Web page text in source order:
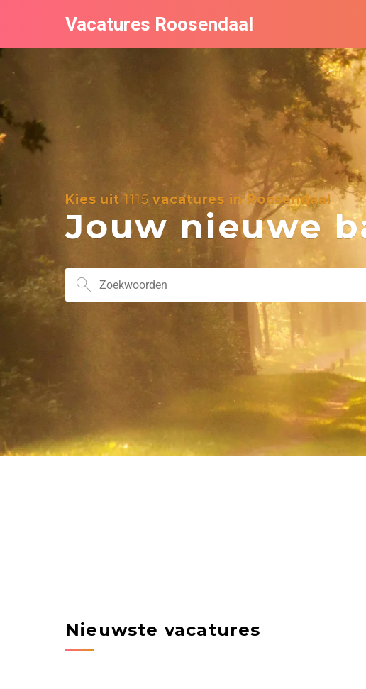
Vacatures Roosendaal
Kies uit 1115 vacatures in Roosendaal
Jouw nieuwe
Nieuwste vacatures